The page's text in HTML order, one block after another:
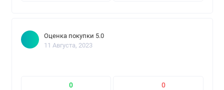
Оценка покупки 5.0
11 Августа, 2023
0 0